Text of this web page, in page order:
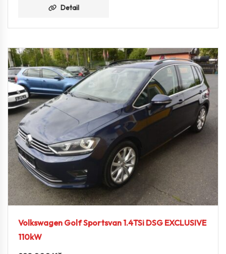
Detail
Volkswagen Golf Sportsvan 1.4TSi DSG EXCLUSIVE
110kW